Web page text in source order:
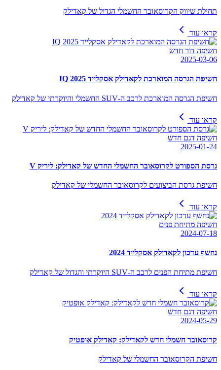
תחילת שיווק הקרוסאובר החשמלי הגדול של קאדילק
קראו עוד
חשיפה דור חדש
2025-03-06
חשיפת הגרסה המוארכת לקאדילק אסקלייד IQ 2025
חשיפת הגרסה המוארכת לרכב ה-SUV החשמלי והיוקרתי של קאדילק
קראו עוד
חשיפה דגם חדש
2025-01-24
גרסת הספורט לקרוסאובר החשמלי החדש של קאדילק: ליריק V
חשיפת גרסת הביצועים לקרוסאובר החשמלי של קאדילק
קראו עוד
חשיפה מתיחת פנים
2024-07-18
נחשף עדכון לקאדילק אסקלייד 2024
חשיפת מתיחת הפנים לרכב ה-SUV היוקרתי והגדול של קאדילק
קראו עוד
חשיפה דגם חדש
2024-05-29
קרוסאובר חשמלי חדש לקאדילק: קאדילק אופטיק
חשיפת הקרוסאובר החשמלי של קאדילק